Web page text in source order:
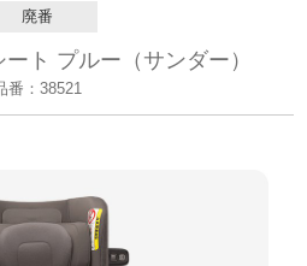
商品をご愛用の方へ
よくあるご質問
会社案内
廃番
ト プルー（サンダー）
番：38521